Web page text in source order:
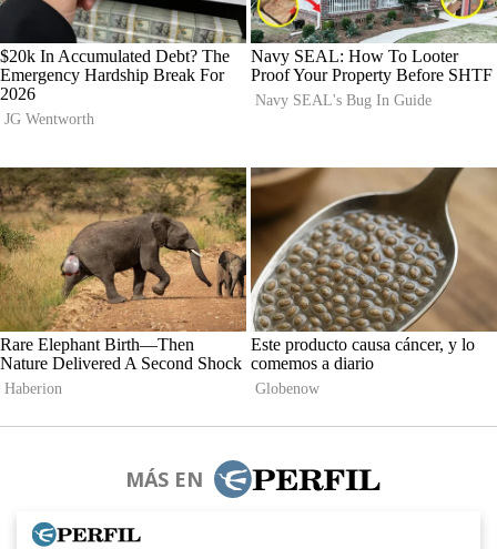
MÁS EN